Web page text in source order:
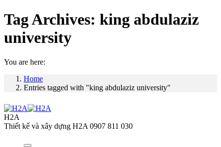
Tag Archives: king abdulaziz
university
You are here:
Home
Entries tagged with "king abdulaziz university"
H2A
Thiết kế và xây dựng H2A 0907 811 030